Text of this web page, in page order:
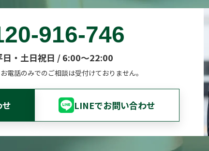
916-746
日・土日祝日 / 6:00～22:00
お電話のみでのご相談は受付けておりません。
LINEでお問い合わせ